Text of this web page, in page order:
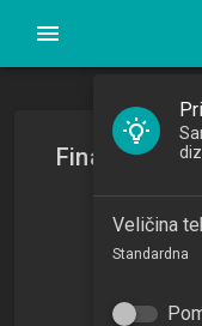
Financijske
Financial
Veličina
Standardna